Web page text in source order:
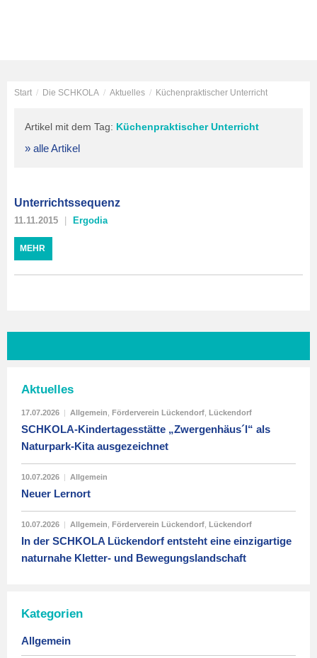
Start / Die SCHKOLA / Aktuelles / Küchenpraktischer Unterricht
Artikel mit dem Tag: Küchenpraktischer Unterricht
» alle Artikel
Unterrichtssequenz
11.11.2015 Ergodia
MEHR
Aktuelles
17.07.2026 | Allgemein Förderverein Lückendorf Lückendorf
SCHKOLA-Kindertagesstätte „Zwergenhäus´l“ als
Naturpark-Kita ausgezeichnet
10.07.2026 | Allgemein
Neuer Lernort
10.07.2026 | Allgemein Förderverein Lückendorf Lückendorf
In der SCHKOLA Lückendorf entsteht eine einzigartige
naturnahe Kletter- und Bewegungslandschaft
Kategorien
Allgemein